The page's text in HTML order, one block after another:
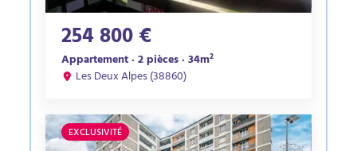
254 800 €
Appartement · 2 pièces · 34m²
Les Deux Alpes (38860)
EXCLUSIVITÉ